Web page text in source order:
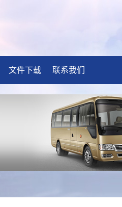
文件下载 联系我们